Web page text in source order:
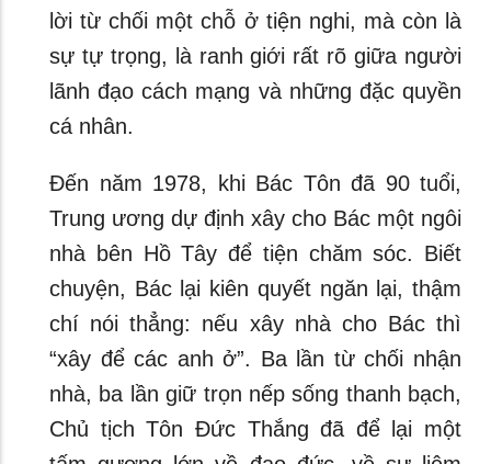
lời từ chối một chỗ ở tiện nghi, mà còn là
sự tự trọng, là ranh giới rất rõ giữa người
lãnh đạo cách mạng và những đặc quyền
cá nhân.
Đến năm 1978, khi Bác Tôn đã 90 tuổi,
Trung ương dự định xây cho Bác một ngôi
nhà bên Hồ Tây để tiện chăm sóc. Biết
chuyện, Bác lại kiên quyết ngăn lại, thậm
chí nói thẳng: nếu xây nhà cho Bác thì
“xây để các anh ở”. Ba lần từ chối nhận
nhà, ba lần giữ trọn nếp sống thanh bạch,
Chủ tịch Tôn Đức Thắng đã để lại một